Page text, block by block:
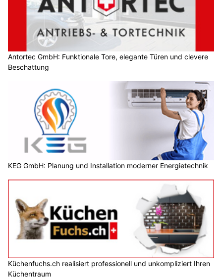
Antortec GmbH: Funktionale Tore, elegante Türen und clevere
Beschattung
KEG GmbH: Planung und Installation moderner Energietechnik
Küchenfuchs.ch realisiert professionell und unkompliziert Ihren
Küchentraum